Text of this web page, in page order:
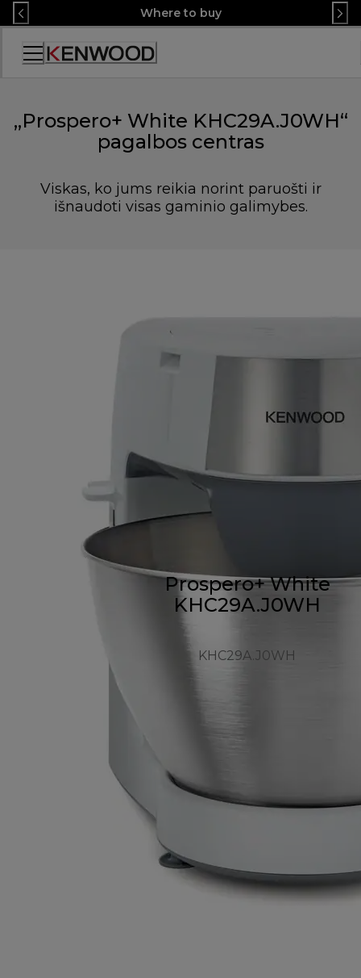
Skip
to
Content
Where to buy
Accessibility
„Prospero+ White KHC29A.J0WH“
pagalbos centras
Viskas, ko jums reikia norint paruošti ir
išnaudoti visas gaminio galimybes.
Prospero+ White
KHC29A.J0WH
KHC29A.J0WH